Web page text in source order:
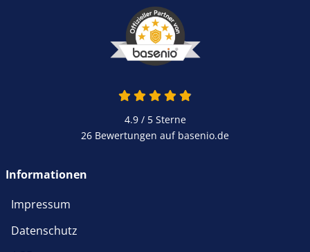
4.9 von 5
4.9 / 5Sterne
26 Bewertungen auf basenio.de
Informationen
Impressum
Datenschutz